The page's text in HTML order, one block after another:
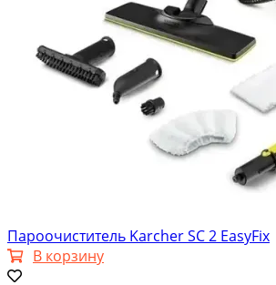
Пароочиститель Karcher SC 2 EasyFix
В корзину